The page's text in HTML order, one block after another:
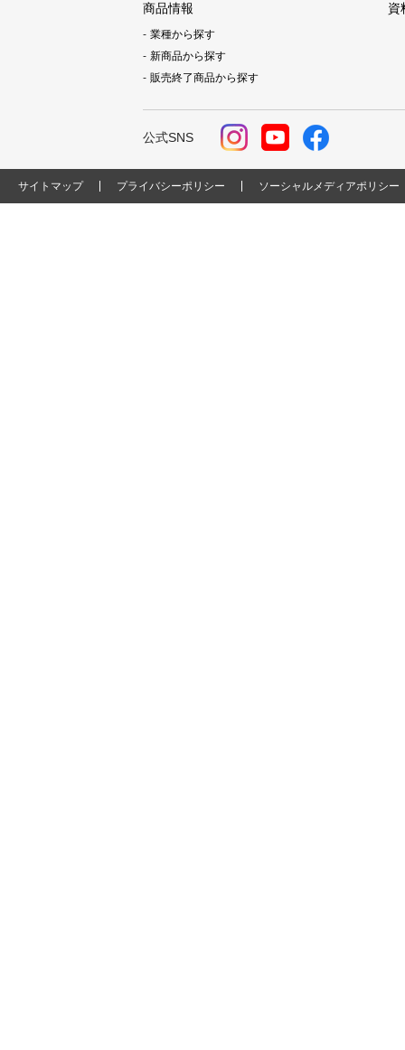
商品情報
業種から探す
新商品から探す
販売終了商品から探す
資
公式SNS
サイトマップ プライバシーポリシー ソーシャルメディアポリシー